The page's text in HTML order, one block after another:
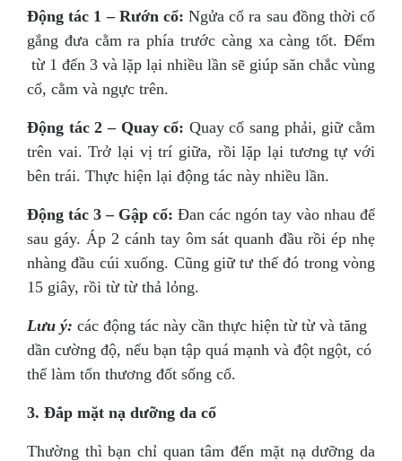
Động tác 1 – Rướn cổ: Ngửa cổ ra sau đồng thời cố
gắng đưa cằm ra phía trước càng xa càng tốt. Đếm
từ 1 đến 3 và lặp lại nhiều lần sẽ giúp săn chắc vùng
cổ, cằm và ngực trên.
Động tác 2 – Quay cổ: Quay cổ sang phải, giữ cằm
trên vai. Trở lại vị trí giữa, rồi lặp lại tương tự với
bên trái. Thực hiện lại động tác này nhiều lần.
Động tác 3 – Gập cổ: Đan các ngón tay vào nhau để
sau gáy. Áp 2 cánh tay ôm sát quanh đầu rồi ép nhẹ
nhàng đầu cúi xuống. Cũng giữ tư thế đó trong vòng
15 giây, rồi từ từ thả lỏng.
Lưu ý: các động tác này cần thực hiện từ từ và tăng
dần cường độ, nếu bạn tập quá mạnh và đột ngột, có
thể làm tổn thương đốt sống cổ.
3. Đắp mặt nạ dưỡng da cổ
Thường thì bạn chỉ quan tâm đến mặt nạ dưỡng da